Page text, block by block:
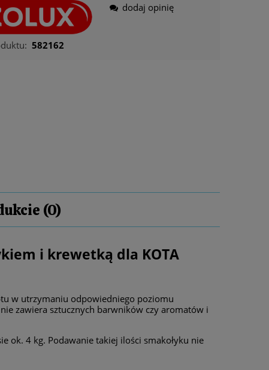
582162
dodaj opinię
(0)
i krewetką dla KOTA
w utrzymaniu odpowiedniego poziomu
zawiera sztucznych barwników czy aromatów i
ok. 4 kg. Podawanie takiej ilości smakołyku nie